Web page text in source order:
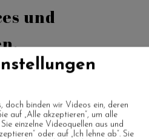
und
doch binden wir Videos ein, deren
auf „Alle akzeptieren“, um alle
einzelne Videoquellen aus und
oder auf „Ich lehne ab“. Sie